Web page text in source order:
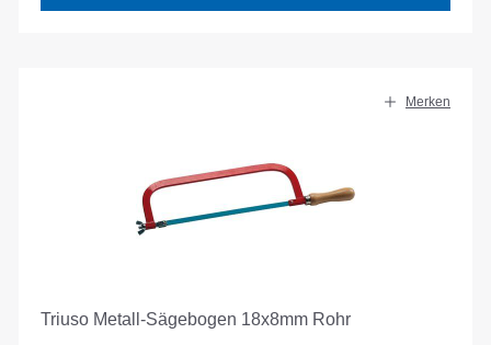
Merken
Triuso Metall-Sägebogen 18x8mm Rohr